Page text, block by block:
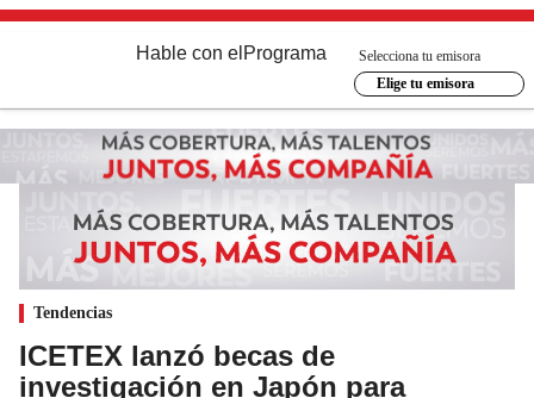
Hable con el Programa
Selecciona tu emisora
Elige tu emisora
Tendencias
ICETEX lanzó becas de
investigación en Japón para